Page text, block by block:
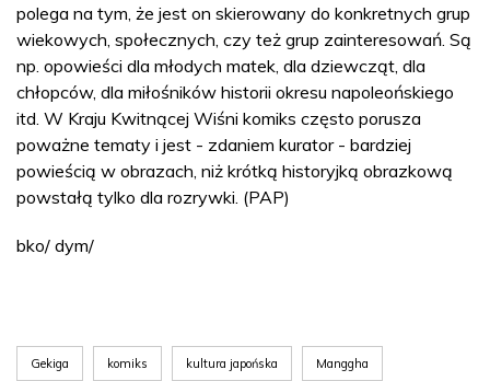
polega na tym, że jest on skierowany do konkretnych grup
wiekowych, społecznych, czy też grup zainteresowań. Są
np. opowieści dla młodych matek, dla dziewcząt, dla
chłopców, dla miłośników historii okresu napoleońskiego
itd. W Kraju Kwitnącej Wiśni komiks często porusza
poważne tematy i jest - zdaniem kurator - bardziej
powieścią w obrazach, niż krótką historyjką obrazkową
powstałą tylko dla rozrywki. (PAP)
bko/ dym/
Gekiga komiks kultura japońska Manggha